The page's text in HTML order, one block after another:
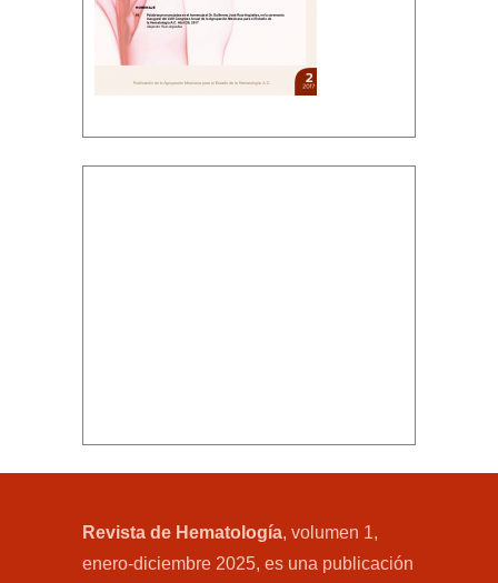
Revista de Hematología, volumen 1,
enero-diciembre 2025, es una publicación